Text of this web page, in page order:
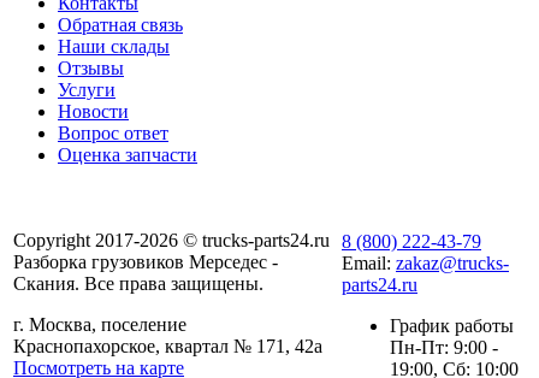
Обратная связь
Наши склады
Отзывы
Услуги
Новости
Вопрос ответ
Оценка запчасти
Copyright 2017-2026 © trucks-parts24.ru
Разборка грузовиков Мерседес -
Скания. Все права защищены.
г. Москва, поселение
Краснопахорское, квартал № 171, 42а
Посмотреть на карте
8 (800) 222-43-79
Email: zakaz@trucks-
parts24.ru
График работы
Пн-Пт: 9:00 -
19:00, Сб: 10:00